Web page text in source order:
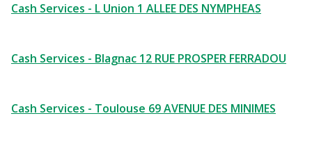
Cash Services - L Union 1 ALLEE DES NYMPHEAS
Cash Services - Blagnac 12 RUE PROSPER FERRADOU
Cash Services - Toulouse 69 AVENUE DES MINIMES